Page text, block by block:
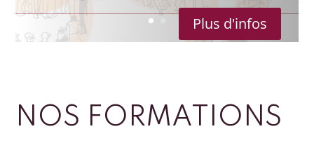
Plus d'infos
NOS FORMATIONS